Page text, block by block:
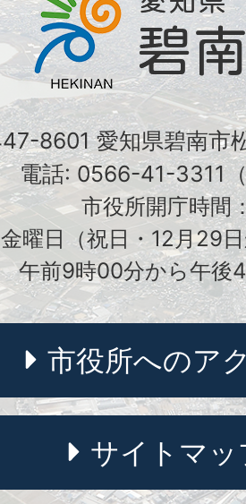
8601 愛知県碧南市
電話: 0566-41-3311
市役所開庁時間
曜日（祝日・12月29
午前9時00分から午後
市役所へのア
サイトマッ